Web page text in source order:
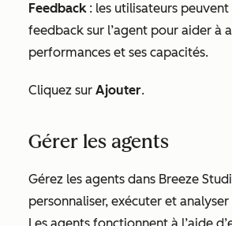
Feedback: les utilisateurs
feedback sur l’agent pour aider à
performances et ses capacités.
Cliquez sur Ajouter.
Gérer les agents
Gérez les agents dans Breeze
personnaliser, exécuter et